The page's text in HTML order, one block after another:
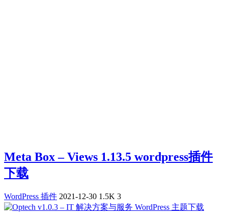
Meta Box – Views 1.13.5 wordpress插件
下载
WordPress 插件 2021-12-30 1.5K 3